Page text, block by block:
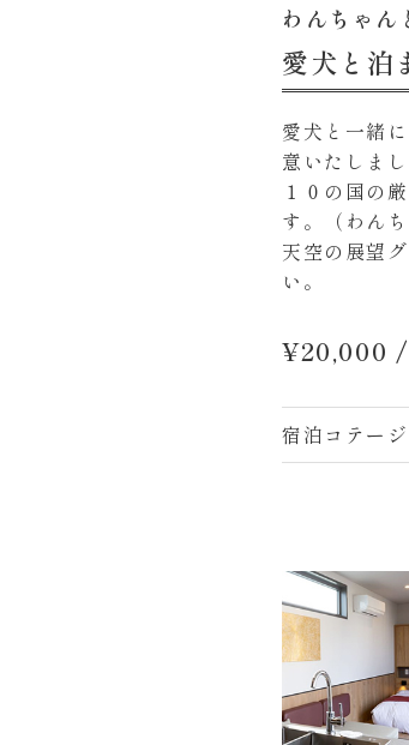
わんちゃん
愛犬と泊
愛犬と一緒
意いたしまし
１０の国の
す。（わん
天空の展望
い。
¥20,000
宿泊コテー